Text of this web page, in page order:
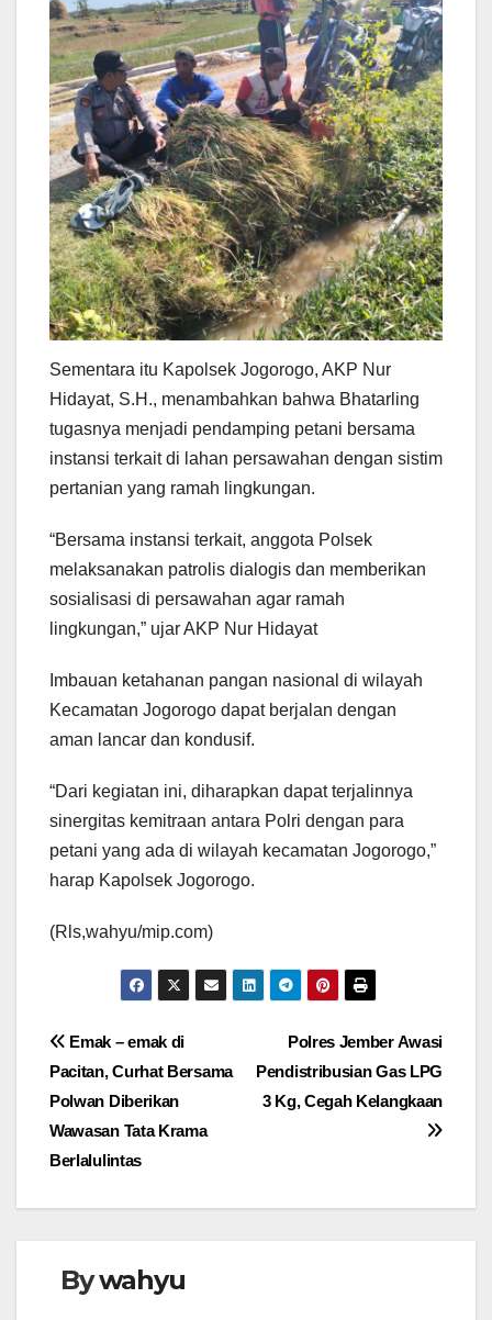
Sementara itu Kapolsek Jogorogo, AKP Nur
Hidayat, S.H., menambahkan bahwa Bhatarling
tugasnya menjadi pendamping petani bersama
instansi terkait di lahan persawahan dengan sistim
pertanian yang ramah lingkungan.
“Bersama instansi terkait, anggota Polsek
melaksanakan patrolis dialogis dan memberikan
sosialisasi di persawahan agar ramah
lingkungan,” ujar AKP Nur Hidayat
Imbauan ketahanan pangan nasional di wilayah
Kecamatan Jogorogo dapat berjalan dengan
aman lancar dan kondusif.
“Dari kegiatan ini, diharapkan dapat terjalinnya
sinergitas kemitraan antara Polri dengan para
petani yang ada di wilayah kecamatan Jogorogo,”
harap Kapolsek Jogorogo.
(Rls,wahyu/mip.com)
Navigasi
pos
Polres Jember Awasi
Pendistribusian Gas LPG
3 Kg, Cegah Kelangkaan
Emak – emak di
Pacitan, Curhat Bersama
Polwan Diberikan
Wawasan Tata Krama
Berlalulintas
Bywahyu